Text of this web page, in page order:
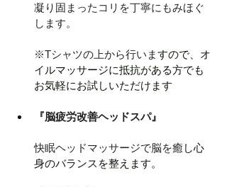
凝り固まったコリを丁寧にもみほぐ
します。
※Tシャツの上から行いますので、オ
イルマッサージに抵抗がある方でも
お気軽にお試しいただけます
『脳疲労改善ヘッドスパ』
快眠ヘッドマッサージで脳を癒 し心
身のバランスを整えます。